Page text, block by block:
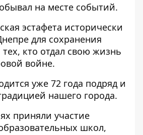
на месте событий.
эстафета исторически
для сохранения
кто отдал свою жизнь
войне.
уже 72 года подряд и
нашего города.
приняли участие
школ,